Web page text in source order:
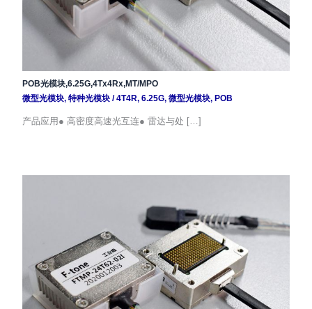
POB光模块,6.25G,4Tx4Rx,MT/MPO
微型光模块, 特种光模块/4T4R, 6.25G, 微型光模块, POB
产品应用● 高密度高速光互连● 雷达与处 […]